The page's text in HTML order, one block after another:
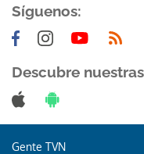
Síguenos:
Descubre
Gente TVN